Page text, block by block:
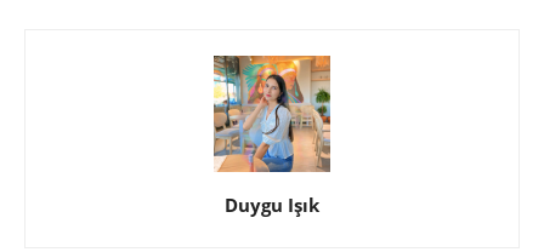
Duygu Işık